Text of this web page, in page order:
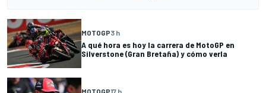
MOTOGP3 h
A qué hora es hoy la carrera de MotoGP en
Silverstone (Gran Bretaña) y cómo verla